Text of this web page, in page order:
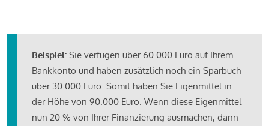
Beispiel: Sie verfügen über 60.000 Euro auf Ihrem
Bankkonto und haben zusätzlich noch ein Sparbuch
über 30.000 Euro. Somit haben Sie Eigenmittel in
der Höhe von 90.000 Euro. Wenn diese Eigenmittel
nun 20 % von Ihrer Finanzierung ausmachen, dann